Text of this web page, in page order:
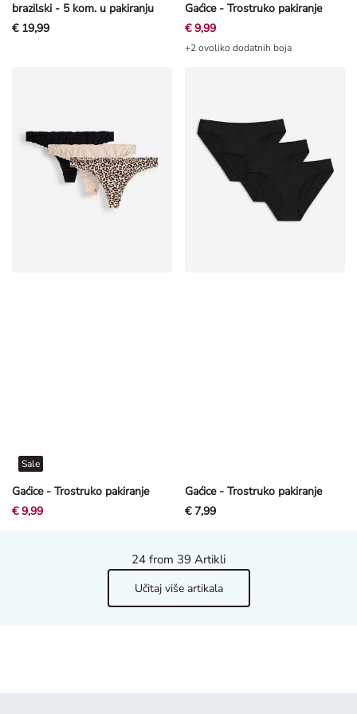
brazilski - 5 kom. u pakiranju
€ 19,99
Gaćice - Trostruko pakiranje
€ 9,99
+2 ovoliko dodatnih boja
Gaćice - Trostruko pakiranje
Sale
€ 9,99
Gaćice - Trostruko pakiranje
€ 7,99
24 from 39 Artikli
Učitaj više artikala